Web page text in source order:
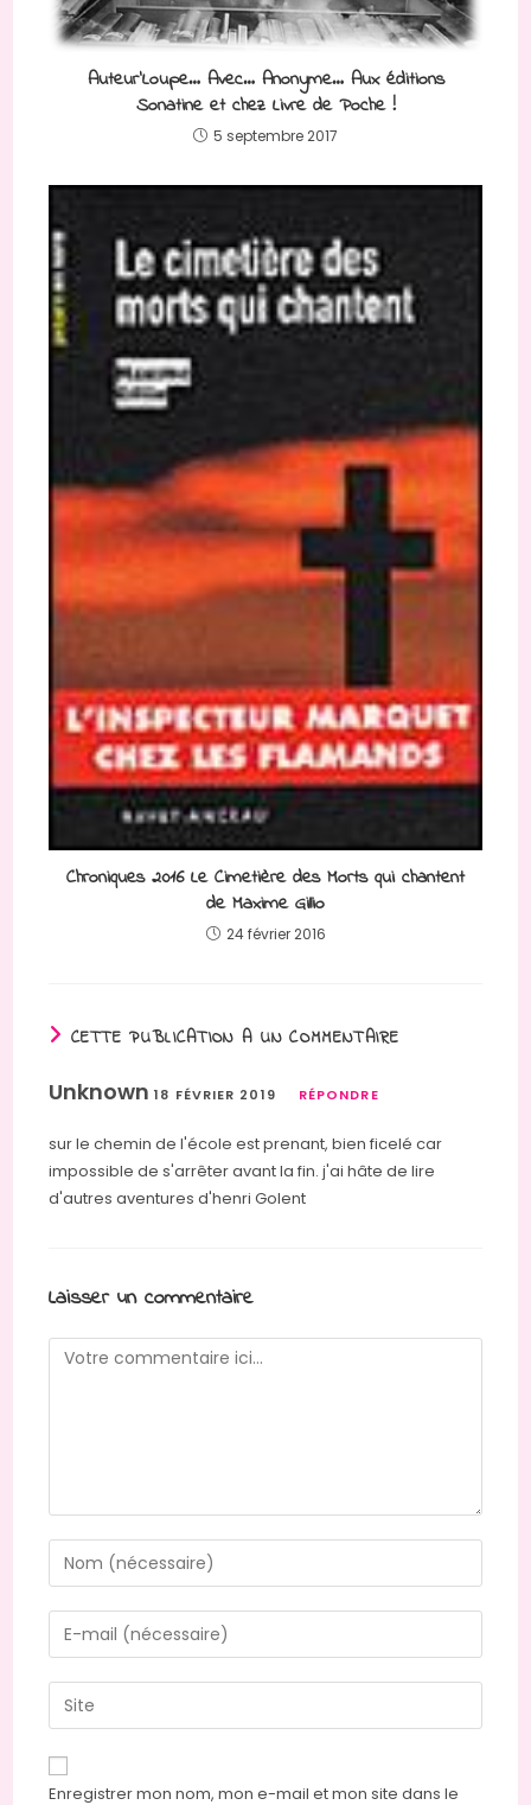
Auteur’Loupe… Avec… Anonyme… Aux éditions
Sonatine et chez Livre de Poche !
5 septembre 2017
Chroniques 2016 Le Cimetière des Morts qui chantent
de Maxime Gillio
24 février 2016
CETTE PUBLICATION A UN COMMENTAIRE
Unknown18 FÉVRIER 2019 RÉPONDRE
sur le chemin de l'école est prenant, bien ficelé car
impossible de s'arrêter avant la fin. j'ai hâte de lire
d'autres aventures d'henri Golent
Laisser un commentaire
Comment
Enter
your
name
or
to
comment
Enter
your
email
address
comment
Saisir
l’URL
de
votre
Enregistrer mon nom, mon e-mail et mon site dans le